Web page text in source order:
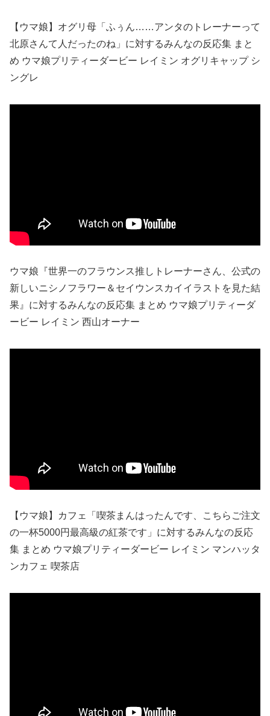
【ウマ娘】オグリ母「ふぅん……アンタのトレーナーって
北原さんて人だったのね」に対するみんなの反応集 まと
め ウマ娘プリティーダービー レイミン オグリキャップ シ
ングレ
ウマ娘『世界一のフラウンス推しトレーナーさん、公式の
新しいニシノフラワー＆セイウンスカイイラストを見た結
果』に対するみんなの反応集 まとめ ウマ娘プリティーダ
ービー レイミン 西山オーナー
【ウマ娘】カフェ「喫茶まんはったんです、こちらご注文
の一杯5000円最高級の紅茶です」に対するみんなの反応
集 まとめ ウマ娘プリティーダービー レイミン マンハッタ
ンカフェ 喫茶店